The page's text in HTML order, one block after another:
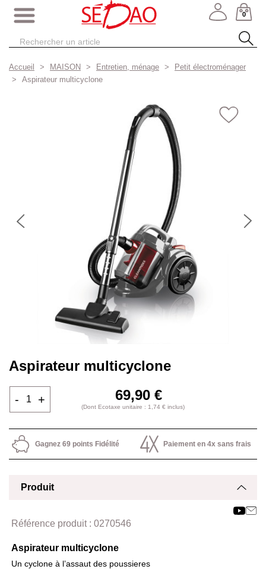
0
Accueil MAISON Entretien, ménage
Petit électroménager
Aspirateur multicyclone
Aspirateur multicyclone
69,90 €
(Dont Ecotaxe unitaire : 1,74 € inclus)
- +
Gagnez 69 points Fidélité Paiement en 4x sans frais
Produit
Référence produit : 0270546
Aspirateur multicyclone
Un cyclone à l’assaut des poussieres